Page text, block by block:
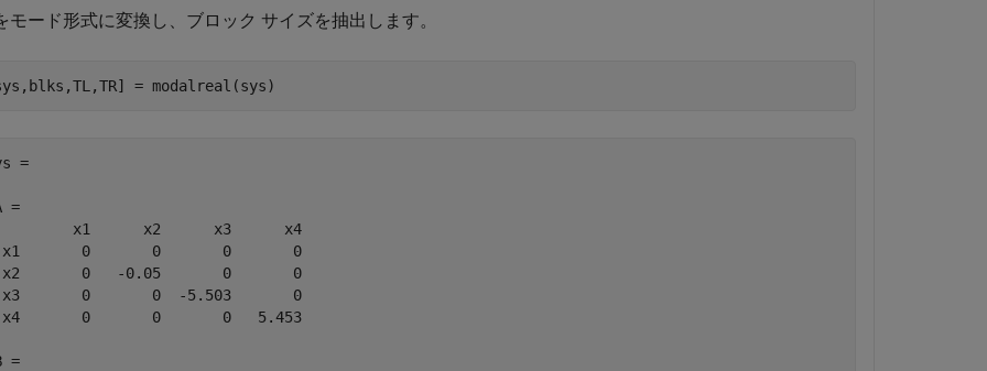
モード形式に変換し、ブロック サイズを抽出します。
= modalreal(sys)
=
=
x1      x2      x3      x4
0       0       0       0
0   -0.05       0       0
0       0  -5.503       0
0       0       0   5.453
=